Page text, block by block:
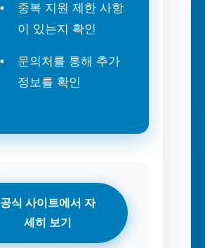
중복 지원 제한 사항
이 있는지 확인
문의처를 통해 추가
정보를 확인
공식 사이트에서 자
세히 보기